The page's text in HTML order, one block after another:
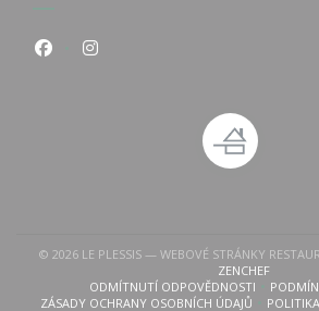
novém okně))
se v novém okně))
Facebook ((otevře se v novém
Instagram ((otevře se v
© 2026 LE PLESSIS — WEBOVÉ STRÁNKY
ZENCHEF
ODMÍTNUTÍ ODPOVĚDNOSTI
((OTEVŘE SE V NOVÉM
ZÁSADY OCHRANY OSOBNÍCH ÚDAJŮ